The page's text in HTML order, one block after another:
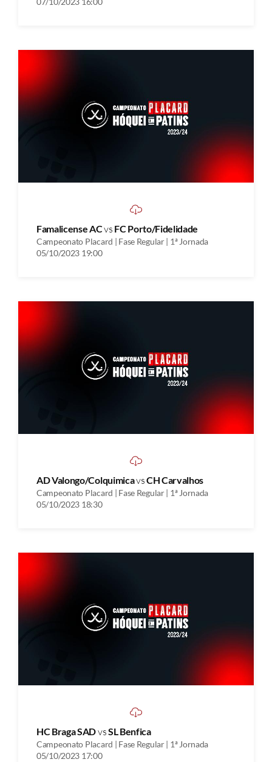
Famalicense ACvs FC Porto/Fidelidade
Campeonato Placard | Fase Regular | 1ª Jornada
05/10/2023 19:00
AD Valongo/ColquimicavsCH Carvalhos
Campeonato Placard | Fase Regular | 1ª Jornada
05/10/2023 18:30
HC Braga SADvsSL Benfica
Campeonato Placard | Fase Regular | 1ª Jornada
05/10/2023 17:00